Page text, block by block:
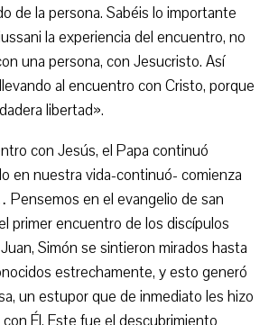
de la persona. Sabéis lo importante
la experiencia del encuentro, no
una persona, con Jesucristo. Así
al encuentro con Cristo, porque
libertad».
con Jesús, el Papa continuó
en nuestra vida-continuó- comienza
en el evangelio de san
primer encuentro de los discípulos
Simón se sintieron mirados hasta
estrechamente, y esto generó
un estupor que de inmediato les hizo